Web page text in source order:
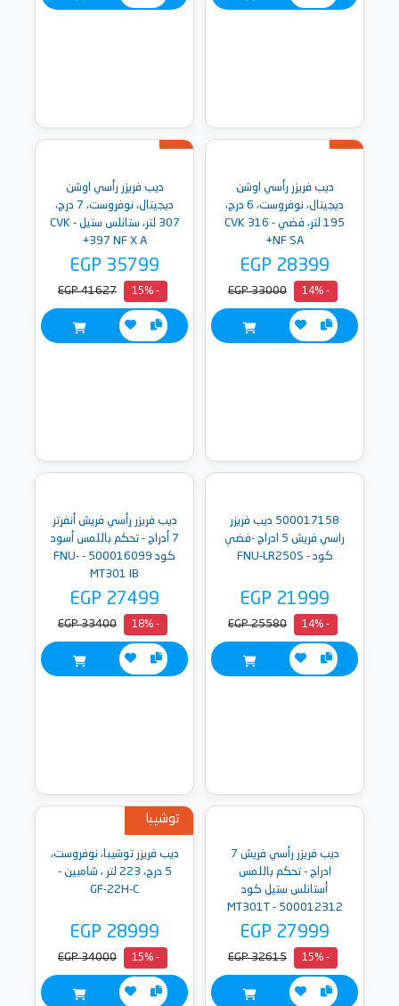
ديب فريزر رأسي اوشن
ديجيتال، نوفروست، 6 درج،
195 لتر، فضي - CVK 316
NF SA+
EGP 28399
- 14%
EGP 33000
ديب فريزر رأسي اوشن
ديجيتال، نوفروست، 7 درج،
307 لتر، ستانلس ستيل - CVK
397 NF X A+
EGP 35799
- 15%
EGP 41627
500017158 ديب فريزر
راسي فريش 5 ادراج -فضي
كود - FNU-LR250S
EGP 21999
- 14%
EGP 25580
ديب فريزر رأسي فريش أنفرتر
7 أدراج - تحكم باللمس أسود
كود 500016099 - FNU-
MT301 IB
EGP 27499
- 18%
EGP 33400
ديب فريزر رأسي فريش 7
ادراج - تحكم باللمس
أستانلس ستيل كود
500012312 - MT301T
EGP 27999
- 15%
EGP 32615
توشيبا
ديب فريزر توشيبا، نوفروست،
5 درج، 223 لتر ، شامبين -
GF-22H-C
EGP 28999
- 15%
EGP 34000